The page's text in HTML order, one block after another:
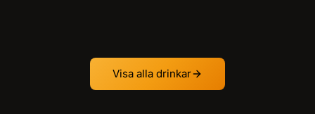
Visa alla drinkar